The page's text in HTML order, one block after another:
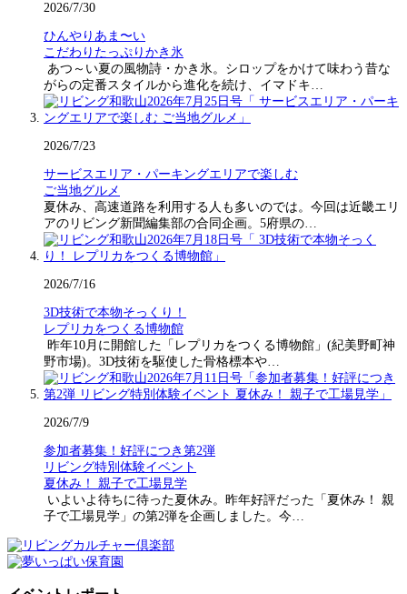
2026/7/30
ひんやりあま〜い
こだわりたっぷりかき氷
あつ～い夏の風物詩・かき氷。シロップをかけて味わう昔な
がらの定番スタイルから進化を続け、イマドキ…
2026/7/23
サービスエリア・パーキングエリアで楽しむ
ご当地グルメ
夏休み、高速道路を利用する人も多いのでは。今回は近畿エリ
アのリビング新聞編集部の合同企画。5府県の…
2026/7/16
3D技術で本物そっくり！
レプリカをつくる博物館
昨年10月に開館した「レプリカをつくる博物館」(紀美野町神
野市場)。3D技術を駆使した骨格標本や…
2026/7/9
参加者募集！好評につき第2弾
リビング特別体験イベント
夏休み！ 親子で工場見学
いよいよ待ちに待った夏休み。昨年好評だった「夏休み！ 親
子で工場見学」の第2弾を企画しました。今…